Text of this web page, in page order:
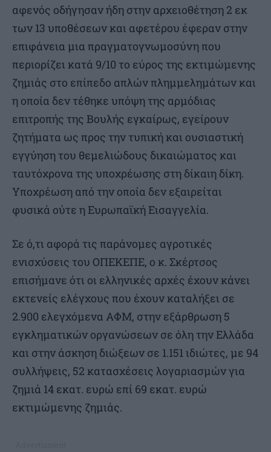
αφενός οδήγησαν ήδη στην αρχειοθέτηση 2 εκ
των 13 υποθέσεων και αφετέρου έφεραν στην
επιφάνεια μια πραγματογνωμοσύνη που
περιορίζει κατά 9/10 το εύρος της εκτιμώμενης
ζημιάς στο επίπεδο απλών πλημμελημάτων και
η οποία δεν τέθηκε υπόψη της αρμόδιας
επιτροπής της Βουλής εγκαίρως, εγείρουν
ζητήματα ως προς την τυπική και ουσιαστική
εγγύηση του θεμελιώδους δικαιώματος και
ταυτόχρονα της υποχρέωσης στη δίκαιη δίκη.
Υποχρέωση από την οποία δεν εξαιρείται
φυσικά ούτε η Ευρωπαϊκή Εισαγγελία.
Σε ό,τι αφορά τις παράνομες αγροτικές
ενισχύσεις του ΟΠΕΚΕΠΕ, ο κ. Σκέρτσος
επισήμανε ότι οι ελληνικές αρχές έχουν κάνει
εκτενείς ελέγχους που έχουν καταλήξει σε
2.900 ελεγχόμενα ΑΦΜ, στην εξάρθρωση 5
εγκληματικών οργανώσεων σε όλη την Ελλάδα
και στην άσκηση διώξεων σε 1.151 ιδιώτες, με 94
συλλήψεις, 52 κατασχέσεις λογαριασμών για
ζημιά 14 εκατ. ευρώ επί 69 εκατ. ευρώ
εκτιμώμενης ζημιάς.